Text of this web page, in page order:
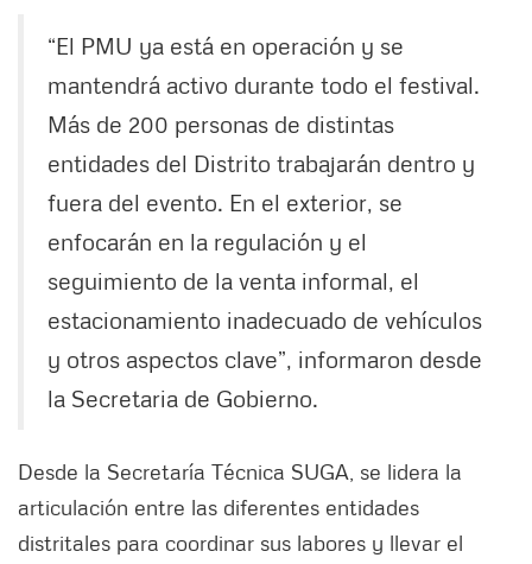
“El PMU ya está en operación y se
mantendrá activo durante todo el festival.
Más de 200 personas de distintas
entidades del Distrito trabajarán dentro y
fuera del evento. En el exterior, se
enfocarán en la regulación y el
seguimiento de la venta informal, el
estacionamiento inadecuado de vehículos
y otros aspectos clave”, informaron desde
la Secretaria de Gobierno.
Desde la Secretaría Técnica SUGA, se lidera la
articulación entre las diferentes entidades
distritales para coordinar sus labores y llevar el